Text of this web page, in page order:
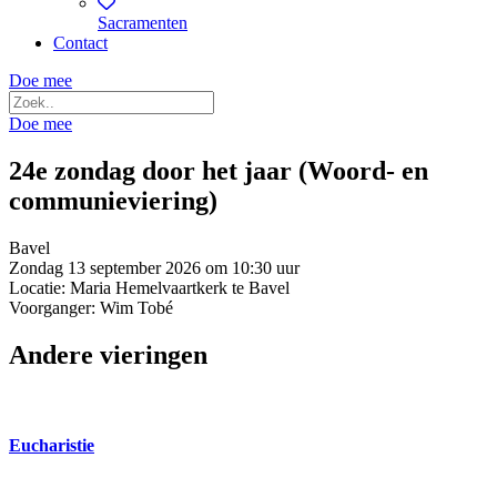
Sacramenten
Contact
Doe mee
Doe mee
24e zondag door het jaar (Woord- en
communieviering)
Bavel
Zondag 13 september 2026 om 10:30 uur
Locatie: Maria Hemelvaartkerk te Bavel
Voorganger: Wim Tobé
Andere vieringen
Eucharistie